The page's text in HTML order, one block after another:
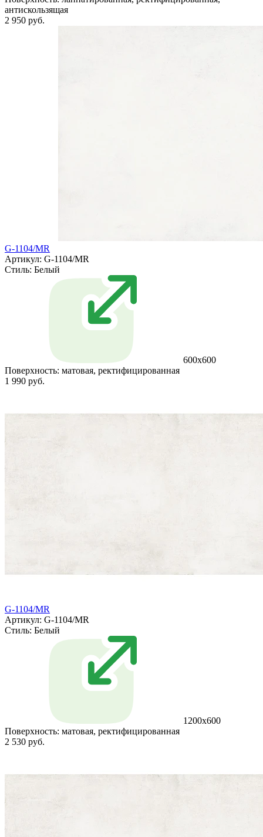
антискользящая
2 950 руб.
G-1104/MR
Артикул: G-1104/MR
Стиль: Белый
600x600
Поверхность: матовая, ректифицированная
1 990 руб.
G-1104/MR
Артикул: G-1104/MR
Стиль: Белый
1200x600
Поверхность: матовая, ректифицированная
2 530 руб.